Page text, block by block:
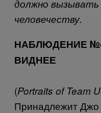
должно вызывать
человечеству.
НАБЛЮДЕНИЕ
ВИДНЕЕ
(Portraits of Team
Принадлежит